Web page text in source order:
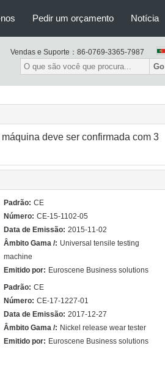
Pedir um orçamento Notícia
Vendas e Suporte： 86-0769-3365-7987
Go
deve ser confirmada com 3
Padrão: CE
Número: CE-15-1102-05
Data de Emissão: 2015-11-02
Âmbito Gama /: Universal tensile testing
machine
Emitido por: Euroscene Business solutions
Padrão: CE
Número: CE-17-1227-01
Data de Emissão: 2017-12-27
Âmbito Gama /: Nickel release wear tester
Emitido por: Euroscene Business solutions